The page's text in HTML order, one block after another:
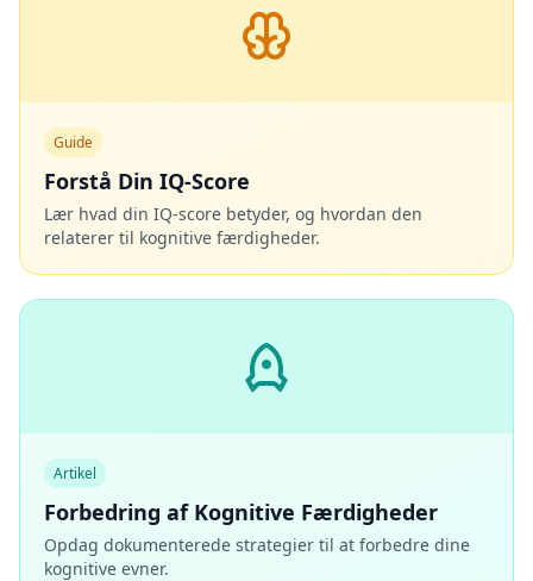
Guide
Forstå Din IQ-Score
Lær hvad din IQ-score betyder, og hvordan den
relaterer til kognitive færdigheder.
Artikel
Forbedring af Kognitive Færdigheder
Opdag dokumenterede strategier til at forbedre dine
kognitive evner.